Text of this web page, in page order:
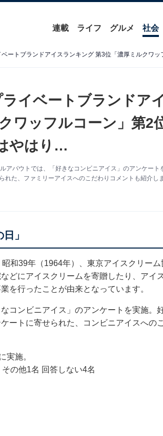
連載 ライフ グルメ 社会
イベートブランドア
ワッフルコーン」第2
やはり…
アバウトでは、「好きなコンビニアイス」のアンケート
た、ファミリーアイスへのこだわりコメントも紹介しま
」
和39年（1964年）、東京アイスクリー
どにアイスクリームを寄贈したり、アイ
を行ったことが由来となっています。
コンビニアイス」のアンケートを実施。
ートに寄せられた、コンビニアイスへの
実施。
の他1名 回答しない4名